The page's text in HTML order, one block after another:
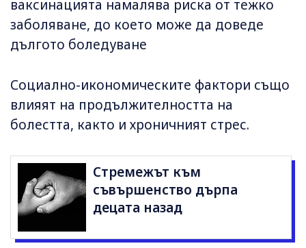
ваксинацията намалява риска от тежко
заболяване, до което може да доведе
дългото боледуване
Социално-икономическите фактори също
влияят на продължителността на
болестта, както и хроничният стрес.
Стремежът към
съвършенство дърпа
децата назад